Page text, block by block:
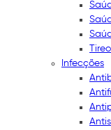
Infecções